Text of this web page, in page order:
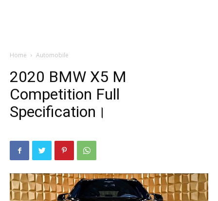
Home Automobile
2020 BMW X5 M
Competition Full
Specification।